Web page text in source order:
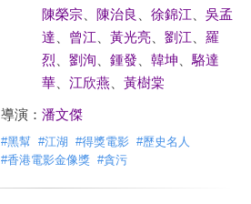
陳榮宗、 陳治良 徐錦江
吳孟
達
曾江 黃光亮、 劉江
羅
烈
劉洵 鍾發 韓坤
駱達
華、 江欣燕 黃樹棠
導演： 潘文傑
#黑幫 #江湖 #得獎電影 #歷史名人
#香港電影金像獎 #貪污